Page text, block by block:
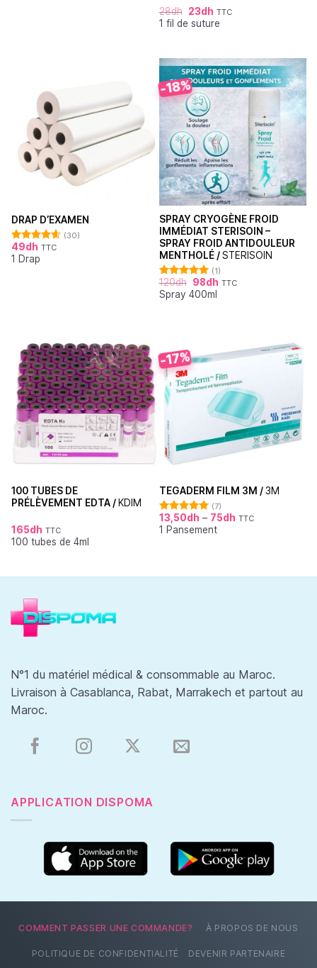
28dh 23dh TTC
1 fil de suture
DRAP D’EXAMEN
Note4.62
sur 5
(30)
49dh TTC
1 Drap
-18%
SPRAY CRYOGÈNE FROID
IMMÉDIAT STERISOIN –
SPRAY FROID ANTIDOULEUR
MENTHOLÉ /STERISOIN
Note5.00
sur 5
(1)
120dh 98dh TTC
Spray 400ml
100 TUBES DE
PRÉLÈVEMENT EDTA /KDIM
165dh TTC
100 tubes de 4ml
-17%
TEGADERM FILM 3M /3M
Note5.00
sur 5
(7)
13,50dh – 75dh TTC
1 Pansement
N°1 du matériel médical & consommable au Maroc.
Livraison à Casablanca, Rabat, Marrakech et partout au
Maroc.
APPLICATION DISPOMA
COMMENT PASSER UNE COMMANDE? À PROPOS DE NOUS
POLITIQUE DE CONFIDENTIALITÉ DEVENIR PARTENAIRE